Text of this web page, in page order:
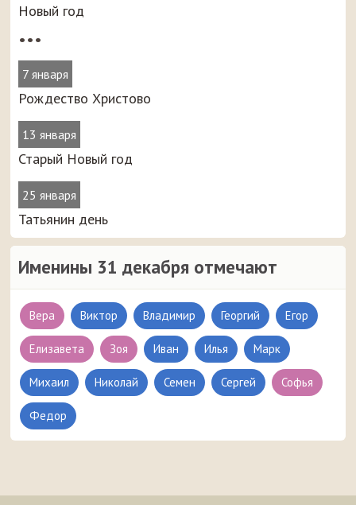
Новый год
•••
7 января
Рождество Христово
13 января
Старый Новый год
25 января
Татьянин день
Именины 31 декабря отмечают
Вера Виктор Владимир Георгий Егор
Елизавета Зоя Иван Илья Марк
Михаил Николай Семен Сергей Софья
Федор